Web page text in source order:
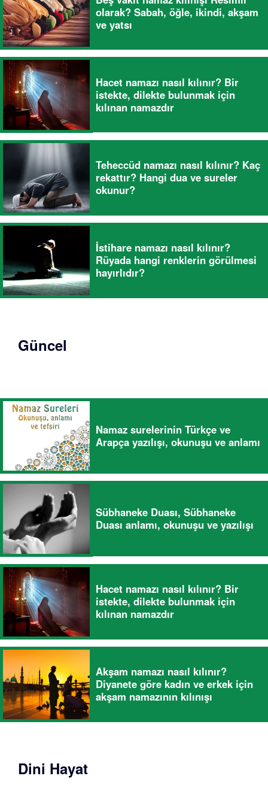
olarak? Sabah, öğle, ikindi, akşam
ve yatsı
Hacet namazı nasıl kılınır? Bir
istekte, dilekte bulunmak için
kılınan namazdır
Teheccüd namazı nasıl kılınır? Kaç
rekattır? Hangi dua ve sureler
okunur?
İstihare namazı nasıl kılınır?
Rüyada hangi renklerin görülmesi
hayırlıdır?
Güncel
Namaz surelerinin Türkçe ve
Arapça yazılışı, okunuşu ve anlamı
Sübhaneke Duası, Sübhaneke
Duası anlamı, okunuşu ve yazılışı
Hacet namazı nasıl kılınır? Bir
istekte, dilekte bulunmak için
kılınan namazdır
Akşam namazı nasıl kılınır?
Diyanete göre kadın ve erkek için
akşam namazının kılınışı
Dini Hayat